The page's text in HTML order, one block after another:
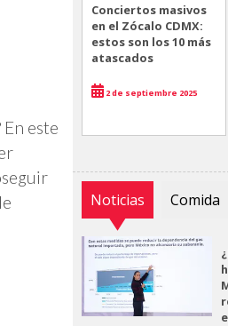
este
Conciertos masivos
en el Zócalo CDMX:
estos son los 10 más
atascados
2 de septiembre 2025
Noticias Comida